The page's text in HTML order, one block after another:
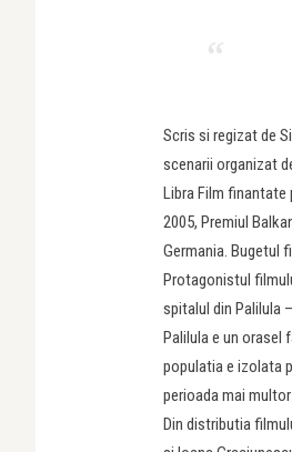
Scris si regizat de
scenarii organizat
Libra Film finantate
2005, Premiul
Germania. Bugetul
Protagonistul
spitalul din Palilula
Palilula e un orasel
populatia e izolata
perioada mai
Din distributia